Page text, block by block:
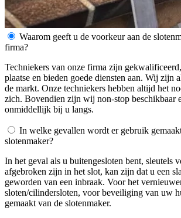
Waarom geeft u de voorkeur aan de
firma?
Techniekers van onze firma zijn
plaatse en bieden goede diensten aan. Wij zijn
de markt. Onze techniekers hebben altijd het
zich. Bovendien zijn wij non-stop beschikbaar
onmiddellijk bij u langs.
In welke gevallen wordt er gebruik
slotenmaker?
In het geval als u buitengesloten bent, sleutels
afgebroken zijn in het slot, kan zijn dat u een
geworden van een inbraak. Voor het
sloten/cilindersloten, voor beveiliging van uw
gemaakt van de slotenmaker.